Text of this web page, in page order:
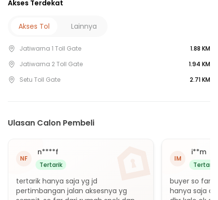
10 Menit ke Rumah Sakit Jatisampurna
15 Menit ke Rumah Sakit Jati Rahayu
15 Menit ke RS Helsa Jatirahayu
15 Menit ke RSUD Jatisampurna Kota Bekasi
20 Menit ke Terminal Kampung Rambutan
25 Menit ke Stasiun Universitas Pancasila
30 Menit ke Stasiun Pasar Minggu Baru
35 Menit ke Gerbang Tol Tambun
Akses Terdekat
Akses Tol Lainnya
Jatiwarna 1 Toll Gate
1.88 KM
Jatiwarna 2 Toll Gate
1.94 KM
Setu Toll Gate
2.71 KM
Ulasan Calon Pembeli
NF
n****f
Tertarik
tertarik hanya saja yg jd
pertimbangan jalan aksesnya yg
IM
i**m
Tertarik
buyer so far
hanya saja